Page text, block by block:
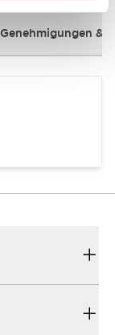
Genehmigungen &